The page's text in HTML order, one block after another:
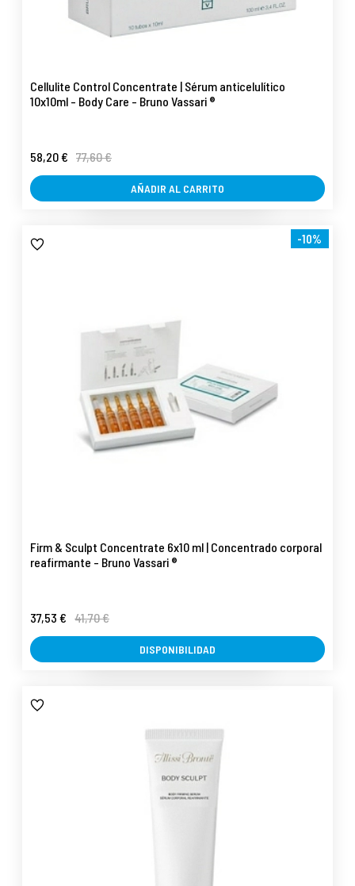
Cellulite Control Concentrate | Sérum anticelulítico
10x10ml - Body Care - Bruno Vassari ®
58,20 € 77,60 €
AÑADIR AL CARRITO
-10%
Firm & Sculpt Concentrate 6x10 ml | Concentrado corporal
reafirmante - Bruno Vassari ®
37,53 € 41,70 €
DISPONIBILIDAD